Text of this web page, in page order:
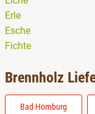
Erle
Esche
Fichte
Brennholz
Bad Homburg